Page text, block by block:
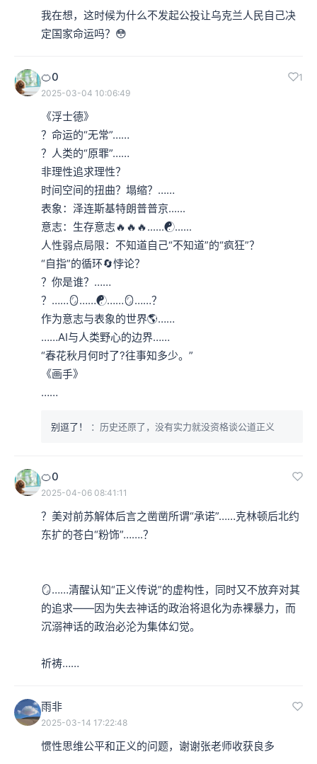
我在想，这时候为什么不发起公投让乌克兰人民自己决
定国家命运吗？😳
🍊0 1
2025-03-04 10:06:49
《浮士德》
？命运的“无常”……
？人类的“原罪”……
非理性追求理性？
时间空间的扭曲？塌缩？……
表象：泽连斯基特朗普普京......
意志：生存意志🔥🔥🔥......☯️......
人性弱点局限：不知道自己“不知道”的“疯狂”？
“自指”的循环🔄悖论？
？你是谁？……
？……🪞……☯️……🪞……？
作为意志与表象的世界🌎……
……AI与人类野心的边界……
“春花秋月何时了?往事知多少。”
《画手》
……
别逗了！ ：历史还原了，没有实力就没资格谈公道正义
🍊0
2025-04-06 08:41:11
？美对前苏解体后言之凿凿所谓“承诺”……克林顿后北约
东扩的苍白“粉饰”…….？
🪞……清醒认知“正义传说”的虚构性，同时又不放弃对其
的追求——因为失去神话的政治将退化为赤裸暴力，而
沉溺神话的政治必沦为集体幻觉。
祈祷……
雨非
2025-03-14 17:22:48
惯性思维公平和正义的问题，谢谢张老师收获良多